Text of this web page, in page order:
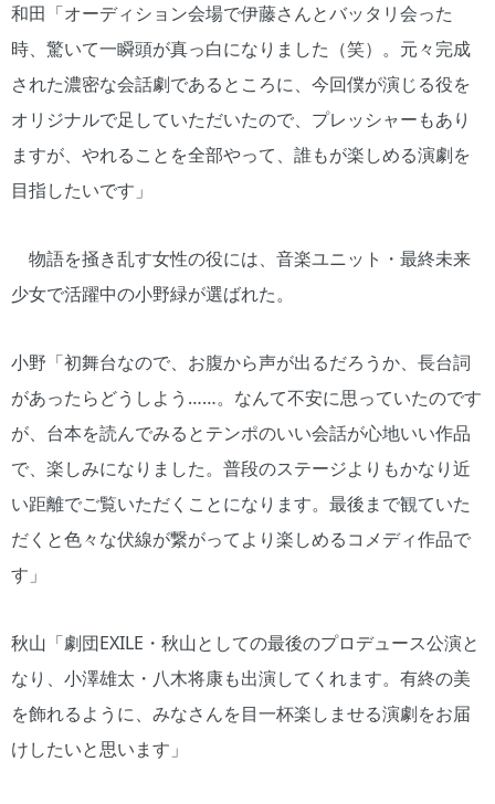
和田「オーディション会場で伊藤さんとバッタリ会った
時、驚いて一瞬頭が真っ白になりました（笑）。元々完成
された濃密な会話劇であるところに、今回僕が演じる役を
オリジナルで足していただいたので、プレッシャーもあり
ますが、やれることを全部やって、誰もが楽しめる演劇を
目指したいです」
物語を掻き乱す女性の役には、音楽ユニット・最終未来
少女で活躍中の小野緑が選ばれた。
小野「初舞台なので、お腹から声が出るだろうか、長台詞
があったらどうしよう……。なんて不安に思っていたのです
が、台本を読んでみるとテンポのいい会話が心地いい作品
で、楽しみになりました。普段のステージよりもかなり近
い距離でご覧いただくことになります。最後まで観ていた
だくと色々な伏線が繋がってより楽しめるコメディ作品で
す」
秋山「劇団EXILE・秋山としての最後のプロデュース公演と
なり、小澤雄太・八木将康も出演してくれます。有終の美
を飾れるように、みなさんを目一杯楽しませる演劇をお届
けしたいと思います」